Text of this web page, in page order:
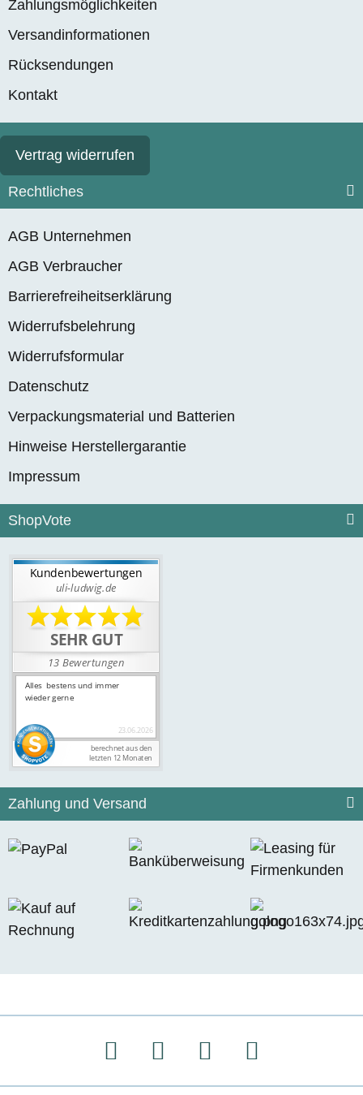
Zahlungsmöglichkeiten
Versandinformationen
Rücksendungen
Kontakt
Vertrag widerrufen
Rechtliches
AGB Unternehmen
AGB Verbraucher
Barrierefreiheitserklärung
Widerrufsbelehrung
Widerrufsformular
Datenschutz
Verpackungsmaterial und Batterien
Hinweise Herstellergarantie
Impressum
ShopVote
Zahlung und Versand